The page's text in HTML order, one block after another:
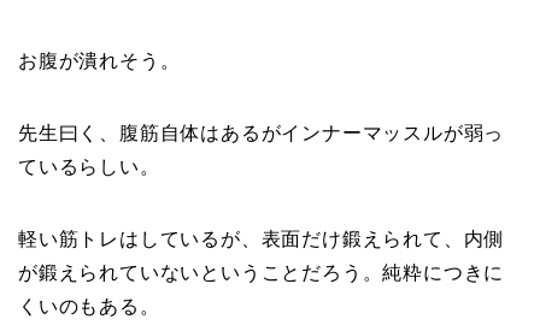
お腹が潰れそう。
先生曰く、腹筋自体はあるがインナーマッスルが弱っ
ているらしい。
軽い筋トレはしているが、表面だけ鍛えられて、内側
が鍛えられていないということだろう。純粋につきに
くいのもある。